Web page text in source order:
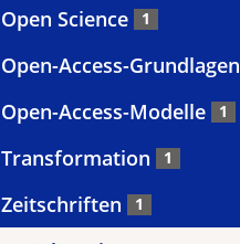
Open Science 1
Open-Access-Grundlagen
Open-Access-Modelle 1
Transformation 1
Zeitschriften 1